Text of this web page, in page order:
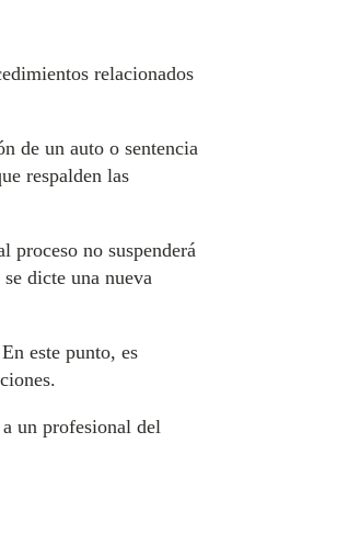
relacionados
de un auto o sentencia
respalden las
proceso no suspenderá
dicte una nueva
este punto, es
un profesional del